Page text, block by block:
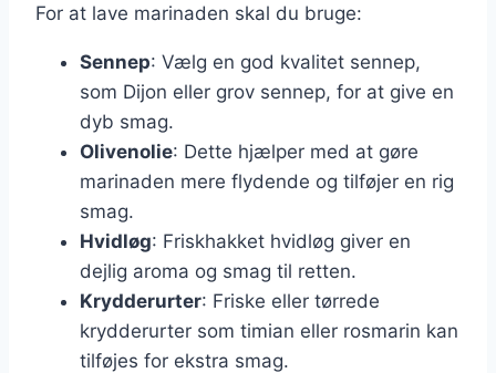
For at lave marinaden skal du bruge:
Sennep: Vælg en god kvalitet sennep,
som Dijon eller grov sennep, for at give en
dyb smag.
Olivenolie: Dette hjælper med at gøre
marinaden mere flydende og tilføjer en rig
smag.
Hvidløg: Friskhakket hvidløg giver en
dejlig aroma og smag til retten.
Krydderurter: Friske eller tørrede
krydderurter som timian eller rosmarin kan
tilføjes for ekstra smag.